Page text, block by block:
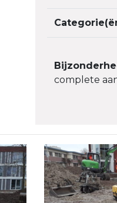
complete